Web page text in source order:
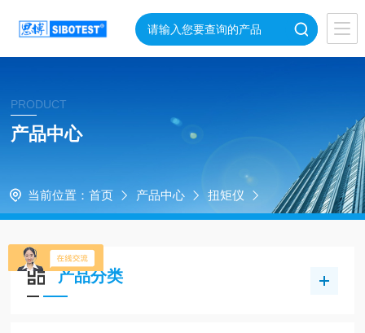
PRODUCT
产品中心
当前位置： 首页 产品中心 扭矩仪
产品分类